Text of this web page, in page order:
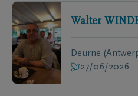
Walter
Deurne
27/06/2026